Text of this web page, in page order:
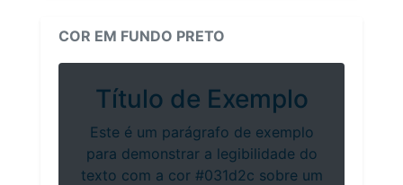
COR EM FUNDO PRETO
Título de Exemplo
Este é um parágrafo de exemplo
para demonstrar a legibilidade do
texto com a cor #031d2c sobre um